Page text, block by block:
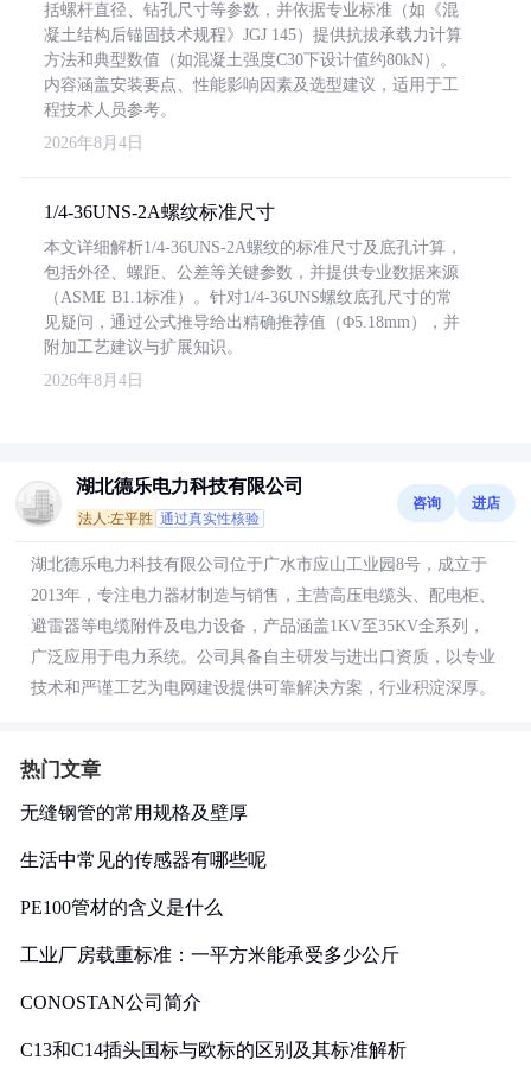
括螺杆直径、钻孔尺寸等参数，并依据专业标准（如《混
凝土结构后锚固技术规程》JGJ 145）提供抗拔承载力计算
方法和典型数值（如混凝土强度C30下设计值约80kN）。
内容涵盖安装要点、性能影响因素及选型建议，适用于工
程技术人员参考。
2026年8月4日
1/4-36UNS-2A螺纹标准尺寸
本文详细解析1/4-36UNS-2A螺纹的标准尺寸及底孔计算，
包括外径、螺距、公差等关键参数，并提供专业数据来源
（ASME B1.1标准）。针对1/4-36UNS螺纹底孔尺寸的常
见疑问，通过公式推导给出精确推荐值（Φ5.18mm），并
附加工艺建议与扩展知识。
2026年8月4日
湖北德乐电力科技有限公司
法人:左平胜 通过真实性核验
咨询 进店
湖北德乐电力科技有限公司位于广水市应山工业园8号，成立于
2013年，专注电力器材制造与销售，主营高压电缆头、配电柜、
避雷器等电缆附件及电力设备，产品涵盖1KV至35KV全系列，
广泛应用于电力系统。公司具备自主研发与进出口资质，以专业
技术和严谨工艺为电网建设提供可靠解决方案，行业积淀深厚。
热门文章
无缝钢管的常用规格及壁厚
生活中常见的传感器有哪些呢
PE100管材的含义是什么
工业厂房载重标准：一平方米能承受多少公斤
CONOSTAN公司简介
C13和C14插头国标与欧标的区别及其标准解析